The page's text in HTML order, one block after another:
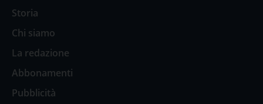
Storia
Chi siamo
La redazione
Abbonamenti
Pubblicità